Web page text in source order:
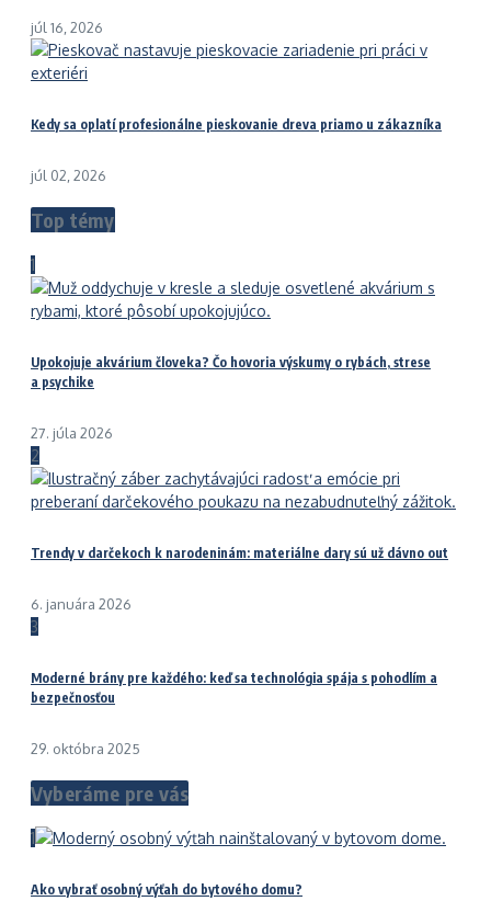
júl 16, 2026
Kedy sa oplatí profesionálne pieskovanie dreva priamo u zákazníka
júl 02, 2026
Top témy
1
Upokojuje akvárium človeka? Čo hovoria výskumy o rybách, strese
a psychike
27. júla 2026
2
Trendy v darčekoch k narodeninám: materiálne dary sú už dávno out
6. januára 2026
3
Moderné brány pre každého: keď sa technológia spája s pohodlím a
bezpečnosťou
29. októbra 2025
Vyberáme pre vás
1
Ako vybrať osobný výťah do bytového domu?